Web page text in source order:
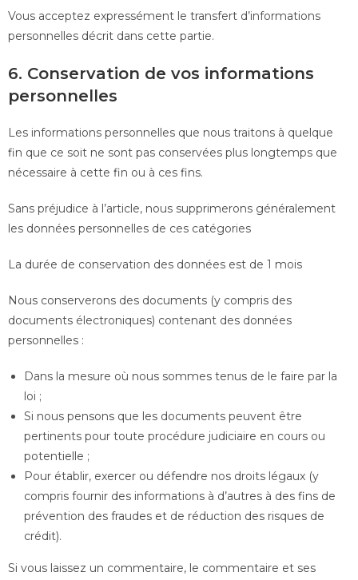
Vous acceptez expressément le transfert d’informations
personnelles décrit dans cette partie.
6. Conservation de vos informations
personnelles
Les informations personnelles que nous traitons à quelque
fin que ce soit ne sont pas conservées plus longtemps que
nécessaire à cette fin ou à ces fins.
Sans préjudice à l’article, nous supprimerons généralement
les données personnelles de ces catégories
La durée de conservation des données est de 1 mois
Nous conserverons des documents (y compris des
documents électroniques) contenant des données
personnelles :
Dans la mesure où nous sommes tenus de le faire par la
loi ;
Si nous pensons que les documents peuvent être
pertinents pour toute procédure judiciaire en cours ou
potentielle ;
Pour établir, exercer ou défendre nos droits légaux (y
compris fournir des informations à d’autres à des fins de
prévention des fraudes et de réduction des risques de
crédit).
Si vous laissez un commentaire, le commentaire et ses